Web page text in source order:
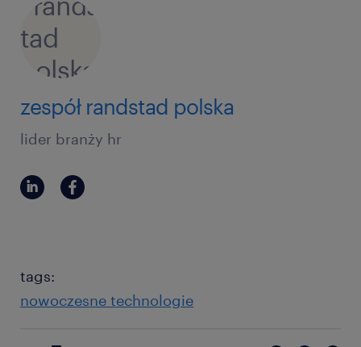
zespół randstad polska
lider branży hr
tags:
nowoczesne technologie